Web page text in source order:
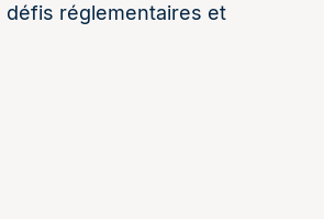
réglementaires et